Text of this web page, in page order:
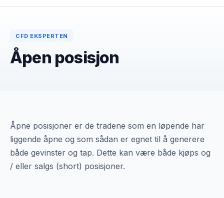
CFD EKSPERTEN
Åpen posisjon
Åpne posisjoner er de tradene som en løpende har
liggende åpne og som sådan er egnet til å generere
både gevinster og tap. Dette kan være både kjøps og
/ eller salgs (short) posisjoner.